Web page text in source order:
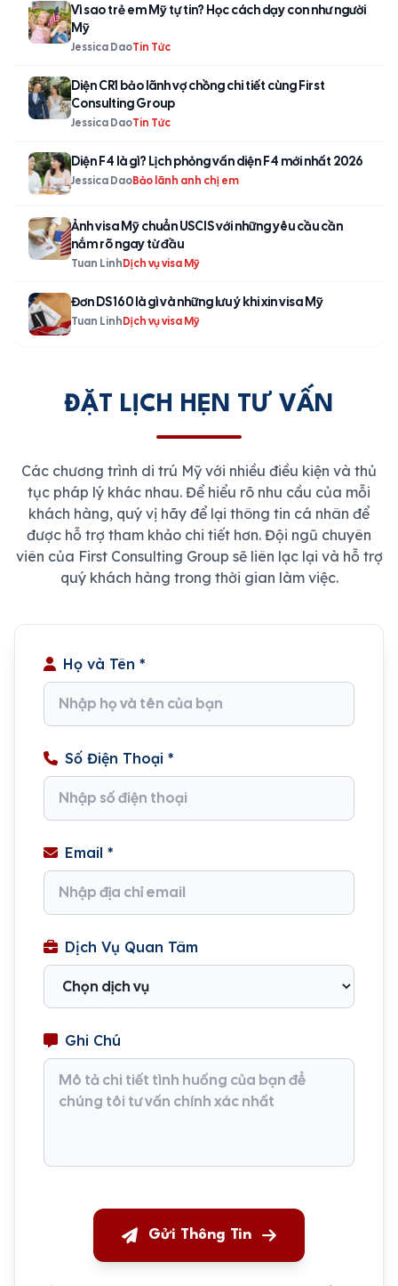
Vì sao trẻ em Mỹ tự tin? Học cách dạy con như người
Mỹ
Jessica DaoTin Tức
Diện CR1 bảo lãnh vợ chồng chi tiết cùng First
Consulting Group
Jessica DaoTin Tức
Diện F4 là gì? Lịch phỏng vấn diện F4 mới nhất 2026
Jessica DaoBảo lãnh anh chị em
Ảnh visa Mỹ chuẩn USCIS với những yêu cầu cần
nắm rõ ngay từ đầu
Tuan LinhDịch vụ visa Mỹ
Đơn DS 160 là gì và những lưu ý khi xin visa Mỹ
Tuan LinhDịch vụ visa Mỹ
ĐẶT LỊCH HẸN TƯ VẤN
Các chương trình di trú Mỹ với nhiều điều kiện và thủ
tục pháp lý khác nhau. Để hiểu rõ nhu cầu của mỗi
khách hàng, quý vị hãy để lại thông tin cá nhân để
được hỗ trợ tham khảo chi tiết hơn. Đội ngũ chuyên
viên của First Consulting Group sẽ liên lạc lại và hỗ trợ
quý khách hàng trong thời gian làm việc.
Họ và Tên *
Số Điện Thoại *
Email *
Dịch Vụ Quan Tâm
Ghi Chú
Gửi Thông Tin